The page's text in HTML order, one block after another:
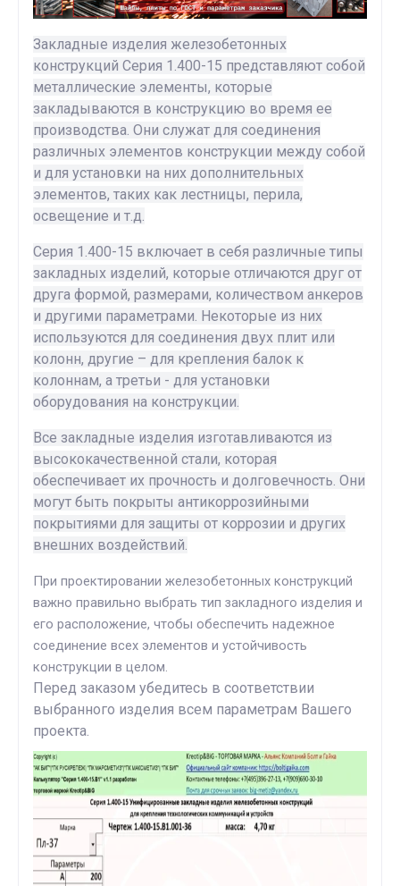
Закладные изделия железобетонных
конструкций Серия 1.400-15 представляют собой
металлические элементы, которые
закладываются в конструкцию во время ее
производства. Они служат для соединения
различных элементов конструкции между собой
и для установки на них дополнительных
элементов, таких как лестницы, перила,
освещение и т.д.
Серия 1.400-15 включает в себя различные типы
закладных изделий, которые отличаются друг от
друга формой, размерами, количеством анкеров
и другими параметрами. Некоторые из них
используются для соединения двух плит или
колонн, другие – для крепления балок к
колоннам, а третьи - для установки
оборудования на конструкции.
Все закладные изделия изготавливаются из
высококачественной стали, которая
обеспечивает их прочность и долговечность. Они
могут быть покрыты антикоррозийными
покрытиями для защиты от коррозии и других
внешних воздействий.
При проектировании железобетонных конструкций
важно правильно выбрать тип закладного изделия и
его расположение, чтобы обеспечить надежное
соединение всех элементов и устойчивость
конструкции в целом.
Перед заказом убедитесь в соответствии
выбранного изделия всем параметрам Вашего
проекта.